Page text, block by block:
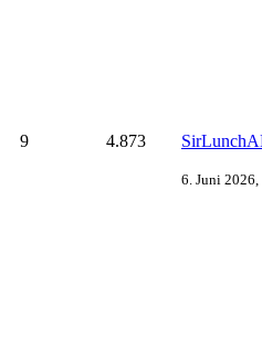
9 4.873
6. Juni